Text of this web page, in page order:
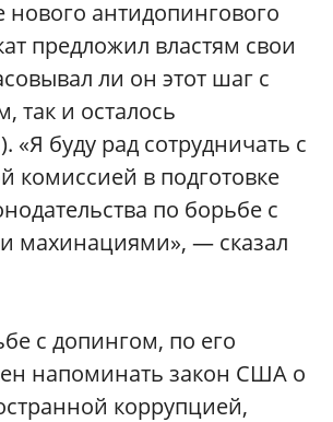
нового антидопингового
предложил властям свои
ли он этот шаг с
так и осталось
«Я буду рад сотрудничать с
комиссией в подготовке
по борьбе с
махинациями», — сказал
с допингом, по его
напоминать закон США о
коррупцией,